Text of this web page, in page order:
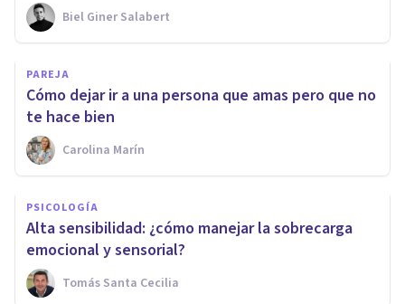
Biel Giner Salabert
PAREJA
Cómo dejar ir a una persona que amas pero que no
te hace bien
Carolina Marín
PSICOLOGÍA
Alta sensibilidad: ¿cómo manejar la sobrecarga
emocional y sensorial?
Tomás Santa Cecilia